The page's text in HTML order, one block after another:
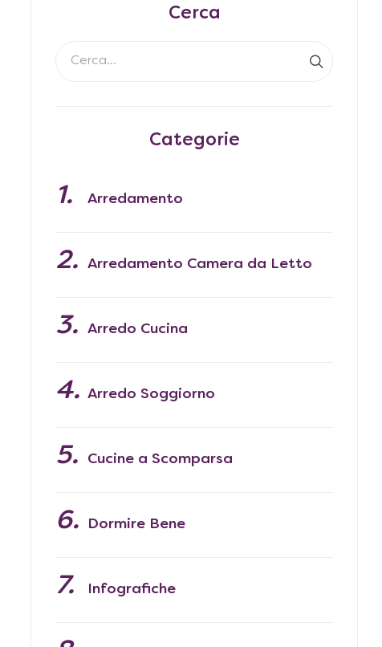
Cerca
Categorie
Arredamento
Arredamento Camera da Letto
Arredo Cucina
Arredo Soggiorno
Cucine a Scomparsa
Dormire Bene
Infografiche